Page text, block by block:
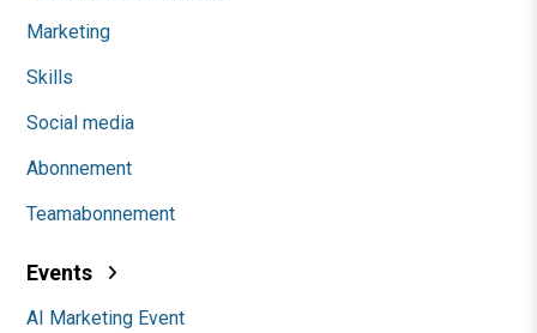
Marketing
Skills
Social media
Abonnement
Teamabonnement
Events
AI Marketing Event